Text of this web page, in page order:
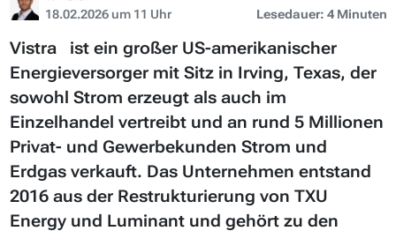
18.02.2026 um 11 Uhr
Lesedauer: 4 Minuten
Vistra ist ein großer US-amerikanischer
Energieversorger mit Sitz in Irving, Texas, der
sowohl Strom erzeugt als auch im
Einzelhandel vertreibt und an rund 5 Millionen
Privat- und Gewerbekunden Strom und
Erdgas verkauft. Das Unternehmen entstand
2016 aus der Restrukturierung von TXU
Energy und Luminant und gehört zu den